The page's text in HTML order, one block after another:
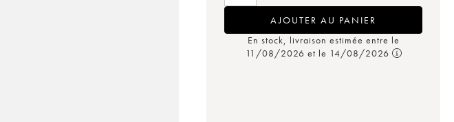
AJOUTER AU PANIER
En stock, livraison estimée entre le
11/08/2026 et le 14/08/2026